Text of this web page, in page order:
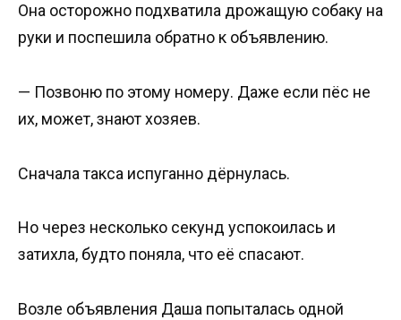
Она осторожно подхватила дрожащую собаку на
руки и поспешила обратно к объявлению.
— Позвоню по этому номеру. Даже если пёс не
их, может, знают хозяев.
Сначала такса испуганно дёрнулась.
Но через несколько секунд успокоилась и
затихла, будто поняла, что её спасают.
Возле объявления Даша попыталась одной